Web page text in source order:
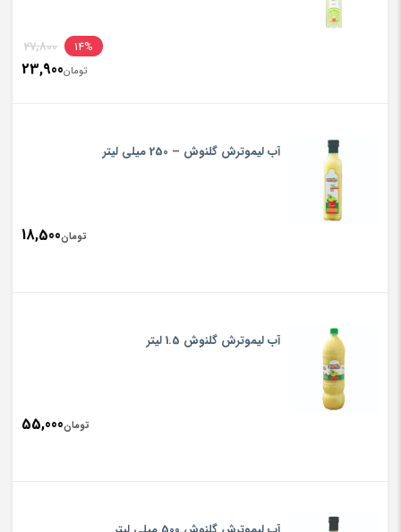
14%
27,800
تومان23,900
آب لیموترش گلنوش – 250 میلی لیتر
تومان18,500
آب لیموترش گلنوش 1.5 لیتر
تومان55,000